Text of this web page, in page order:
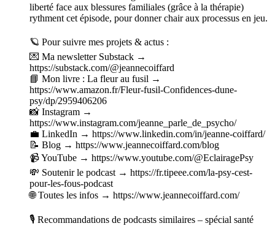
liberté face aux blessures familiales (grâce à la thérapie)
rythment cet épisode, pour donner chair aux processus en jeu.
🪐 Pour suivre mes projets & actus :
💌 Ma newsletter Substack →
https://substack.com/@jeannecoiffard
📘 Mon livre : La fleur au fusil →
https://www.amazon.fr/Fleur-fusil-Confidences-dune-
psy/dp/2959406206
📸 Instagram →
https://www.instagram.com/jeanne_parle_de_psycho/
💼 LinkedIn → https://www.linkedin.com/in/jeanne-coiffard/
📝 Blog → https://www.jeannecoiffard.com/blog
📹 YouTube → https://www.youtube.com/@EclairagePsy
💸 Soutenir le podcast → https://fr.tipeee.com/la-psy-cest-
pour-les-fous-podcast
🌐 Toutes les infos → https://www.jeannecoiffard.com/
🎙 Recommandations de podcasts similaires – spécial santé